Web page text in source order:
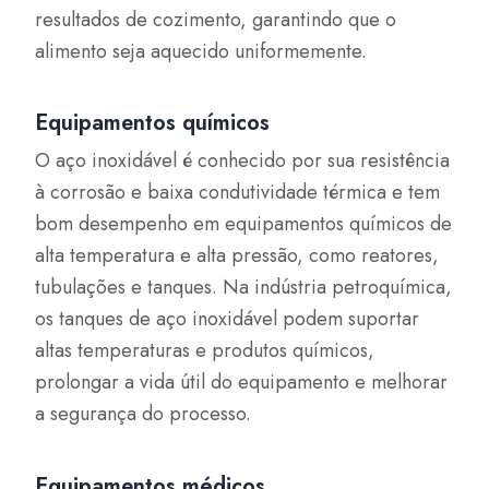
resultados de cozimento, garantindo que o
alimento seja aquecido uniformemente.
Equipamentos químicos
O aço inoxidável é conhecido por sua resistência
à corrosão e baixa condutividade térmica e tem
bom desempenho em equipamentos químicos de
alta temperatura e alta pressão, como reatores,
tubulações e tanques. Na indústria petroquímica,
os tanques de aço inoxidável podem suportar
altas temperaturas e produtos químicos,
prolongar a vida útil do equipamento e melhorar
a segurança do processo.